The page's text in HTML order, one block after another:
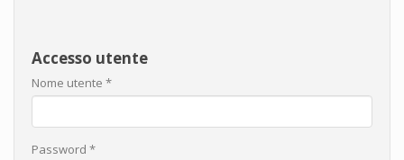
Accesso utente
Nome utente *
Password *